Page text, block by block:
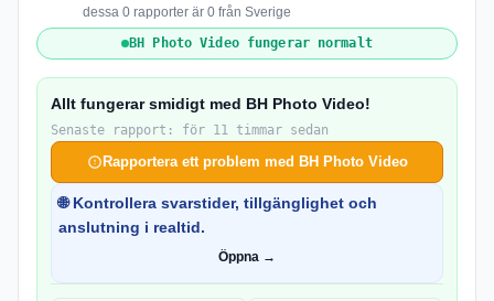
dessa 0 rapporter är 0 från Sverige
BH Photo Video fungerar normalt
Allt fungerar smidigt med BH Photo Video!
Senaste rapport: för 11 timmar sedan
Rapportera ett problem med BH Photo Video
🌐 Kontrollera svarstider, tillgänglighet och
anslutning i realtid.
Öppna →